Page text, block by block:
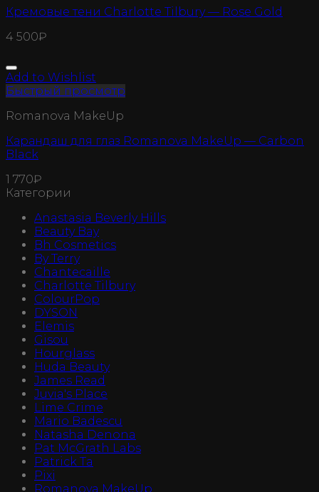
Кремовые тени Charlotte Tilbury — Rose Gold
4 500₽
Add to Wishlist
Быстрый просмотр
Romanova MakeUp
Карандаш для глаз Romanova MakeUp — Carbon
Black
1 770₽
Категории
Anastasia Beverly Hills
Beauty Bay
Bh Cosmetics
By Terry
Chantecaille
Charlotte Tilbury
ColourPop
DYSON
Elemis
Gisou
Hourglass
Huda Beauty
James Read
Juvia's Place
Lime Crime
Mario Badescu
Natasha Denona
Pat McGrath Labs
Patrick Ta
Pixi
Romanova MakeUp